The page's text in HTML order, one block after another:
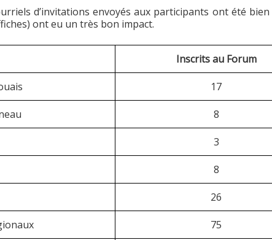
d’invitations envoyés aux participants ont été
ont eu un très bon impact.
Inscrits au Forum
17
8
3
8
26
75